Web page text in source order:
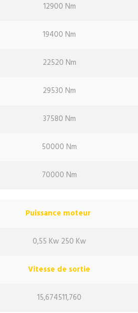
12900 Nm
19400 Nm
22520 Nm
29530 Nm
37580 Nm
50000 Nm
70000 Nm
Puissance moteur
0,55 Kw 250 Kw
Vitesse de sortie
15,674511,760